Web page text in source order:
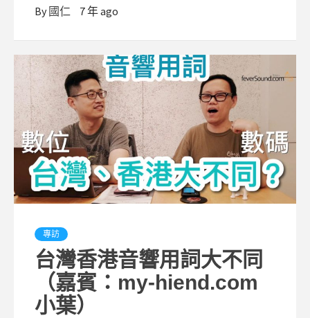
By 國仁 7 年 ago
專訪
台灣香港音響用詞大不同
（嘉賓：my-hiend.com
小葉）